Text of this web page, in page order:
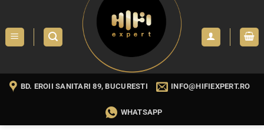
content
BD. EROII SANITARI 89, BUCURESTI INFO@HIFIEXPERT.RO
WHATSAPP